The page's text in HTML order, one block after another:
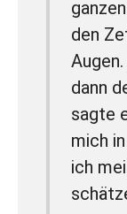
den
dann
sagte
mich
ich